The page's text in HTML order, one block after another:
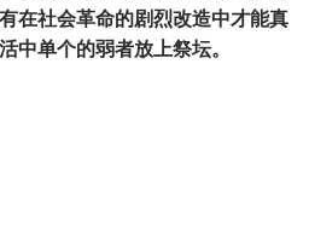
在社会革命的剧烈改造中才能真
中单个的弱者放上祭坛。